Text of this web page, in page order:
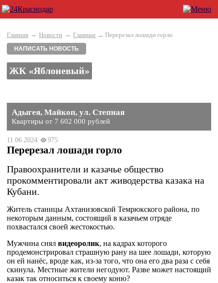
Главная → Новости → Главные → Перерезал лошади горло
НАПИСАТЬ НОВОСТЬ
ЖК «Яблоневый»
Адыгея, Майкоп, ул. Степная
Квартиры от 7 602 000 рублей
11.06.2024 975
Перерезал лошади горло
Правоохранители и казачье общество
прокомментировали акт живодерства казака на
Кубани.
Житель станицы Ахтанизовской Темрюкского района, по
некоторым данным, состоящий в казачьем отряде
похвастался своей жестокостью.
Мужчина снял видеоролик, на кадрах которого
продемонстрировал страшную рану на шее лошади, которую
он ей нанёс, вроде как, из-за того, что она его два раза с себя
скинула. Местные жители негодуют. Разве может настоящий
казак так относиться к своему коню?